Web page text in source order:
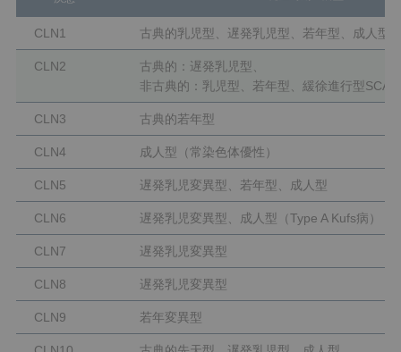
CLN1 古典的乳児型、遅発乳児型、若年型、成人型
CLN2
古典的：遅発乳児型、
非古典的：乳児型、若年型、緩徐進行型
CLN3 古典的若年型
CLN4 成人型（常染色体優性）
CLN5 遅発乳児変異型、若年型、成人型
CLN6 遅発乳児変異型、成人型（Type A Kufs病）
CLN7 遅発乳児変異型
CLN8 遅発乳児変異型
CLN9 若年変異型